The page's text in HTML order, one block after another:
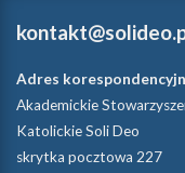
Adres
Akademickie
Katolickie Soli Deo
skrytka pocztowa 227